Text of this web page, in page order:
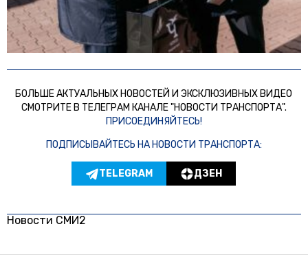
БОЛЬШЕ АКТУАЛЬНЫХ НОВОСТЕЙ И ЭКСКЛЮЗИВНЫХ ВИДЕО
СМОТРИТЕ В ТЕЛЕГРАМ КАНАЛЕ "НОВОСТИ ТРАНСПОРТА".
ПРИСОЕДИНЯЙТЕСЬ!
ПОДПИСЫВАЙТЕСЬ НА НОВОСТИ ТРАНСПОРТА:
TELEGRAM ДЗЕН
Новости СМИ2